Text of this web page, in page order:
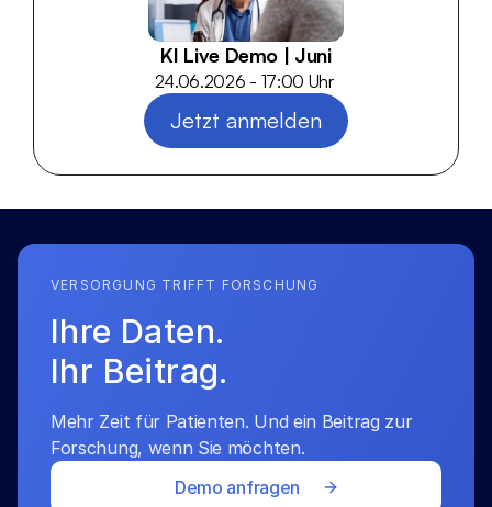
KI Live Demo | Juni
24.06.2026 - 17:00 Uhr
Jetzt anmelden
VERSORGUNG TRIFFT FORSCHUNG
Ihre Daten.
Ihr Beitrag.
Mehr Zeit für Patienten. Und ein Beitrag zur
Forschung, wenn Sie möchten.
Demo anfragen